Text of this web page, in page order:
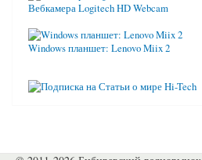
Вебкамера Logitech HD Webcam
Windows планшет: Lenovo Miix 2